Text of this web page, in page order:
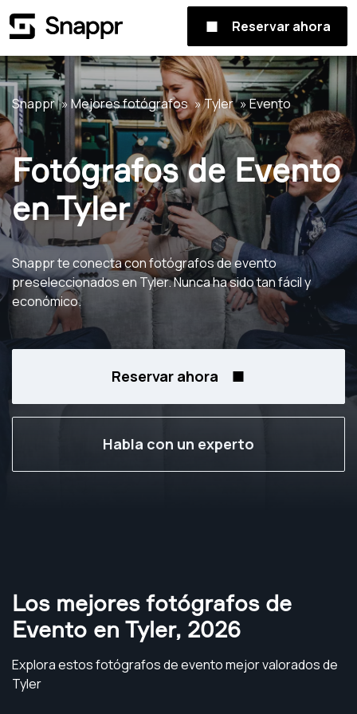
Reservar ahora
Snappr Mejores fotógrafos Tyler Evento
Fotógrafos de Evento
en Tyler
Snappr te conecta con fotógrafos de evento
preseleccionados en Tyler. Nunca ha sido tan fácil y
económico.
Reservar ahora
Habla con un experto
Los mejores fotógrafos de
Evento en Tyler, 2026
Explora estos fotógrafos de evento mejor valorados de
Tyler